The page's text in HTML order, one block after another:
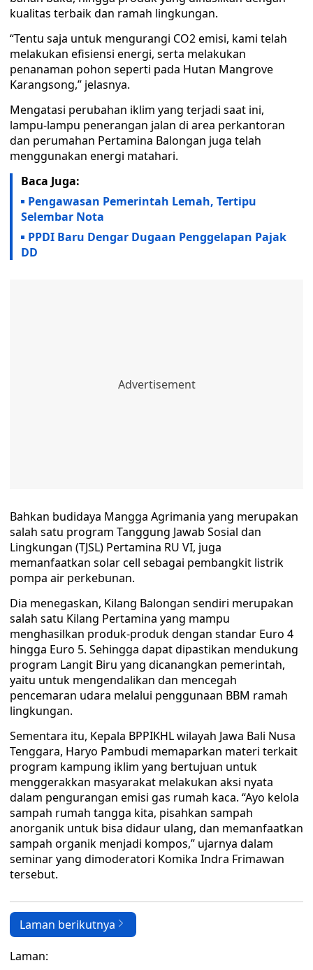
kualitas terbaik dan ramah lingkungan.
“Tentu saja untuk mengurangi CO2 emisi, kami telah
melakukan efisiensi energi, serta melakukan
penanaman pohon seperti pada Hutan Mangrove
Karangsong,” jelasnya.
Mengatasi perubahan iklim yang terjadi saat ini,
lampu-lampu penerangan jalan di area perkantoran
dan perumahan Pertamina Balongan juga telah
menggunakan energi matahari.
Baca Juga:
Pengawasan Pemerintah Lemah, Tertipu
Selembar Nota
PPDI Baru Dengar Dugaan Penggelapan Pajak
DD
Bahkan budidaya Mangga Agrimania yang merupakan
salah satu program Tanggung Jawab Sosial dan
Lingkungan (TJSL) Pertamina RU VI, juga
memanfaatkan solar cell sebagai pembangkit listrik
pompa air perkebunan.
Dia menegaskan, Kilang Balongan sendiri merupakan
salah satu Kilang Pertamina yang mampu
menghasilkan produk-produk dengan standar Euro 4
hingga Euro 5. Sehingga dapat dipastikan mendukung
program Langit Biru yang dicanangkan pemerintah,
yaitu untuk mengendalikan dan mencegah
pencemaran udara melalui penggunaan BBM ramah
lingkungan.
Sementara itu, Kepala BPPIKHL wilayah Jawa Bali Nusa
Tenggara, Haryo Pambudi memaparkan materi terkait
program kampung iklim yang bertujuan untuk
menggerakkan masyarakat melakukan aksi nyata
dalam pengurangan emisi gas rumah kaca. “Ayo kelola
sampah rumah tangga kita, pisahkan sampah
anorganik untuk bisa didaur ulang, dan memanfaatkan
sampah organik menjadi kompos,” ujarnya dalam
seminar yang dimoderatori Komika Indra Frimawan
tersebut.
Laman berikutnya
Laman: